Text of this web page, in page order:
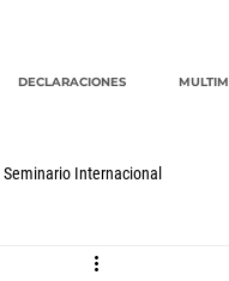
DECLARACIONES
Seminario Internacional